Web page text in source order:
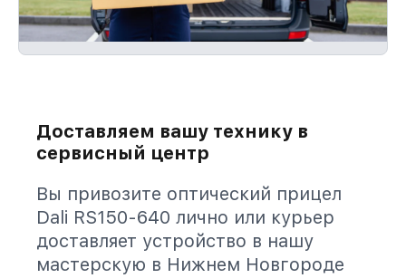
Доставляем вашу технику в
сервисный центр
Вы привозите оптический прицел
Dali RS150-640 лично или курьер
доставляет устройство в нашу
мастерскую в Нижнем Новгороде